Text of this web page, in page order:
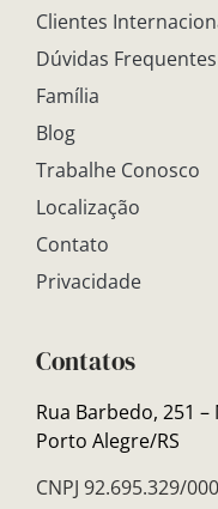
Clientes
Dúvidas Frequentes
Família
Blog
Trabalhe Conosco
Localização
Contato
Privacidade
Contatos
Rua Barbedo, 251
Porto Alegre/RS
CNPJ 92.695.329/